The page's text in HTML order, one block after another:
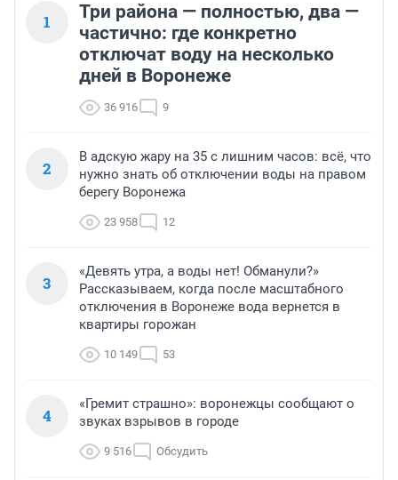
1
Три района — полностью, два —
частично: где конкретно
отключат воду на несколько
дней в Воронеже
36 916 9
2
В адскую жару на 35 с лишним часов: всё, что
нужно знать об отключении воды на правом
берегу Воронежа
23 958 12
3
«Девять утра, а воды нет! Обманули?»
Рассказываем, когда после масштабного
отключения в Воронеже вода вернется в
квартиры горожан
10 149 53
4
«Гремит страшно»: воронежцы сообщают о
звуках взрывов в городе
9 516 Обсудить